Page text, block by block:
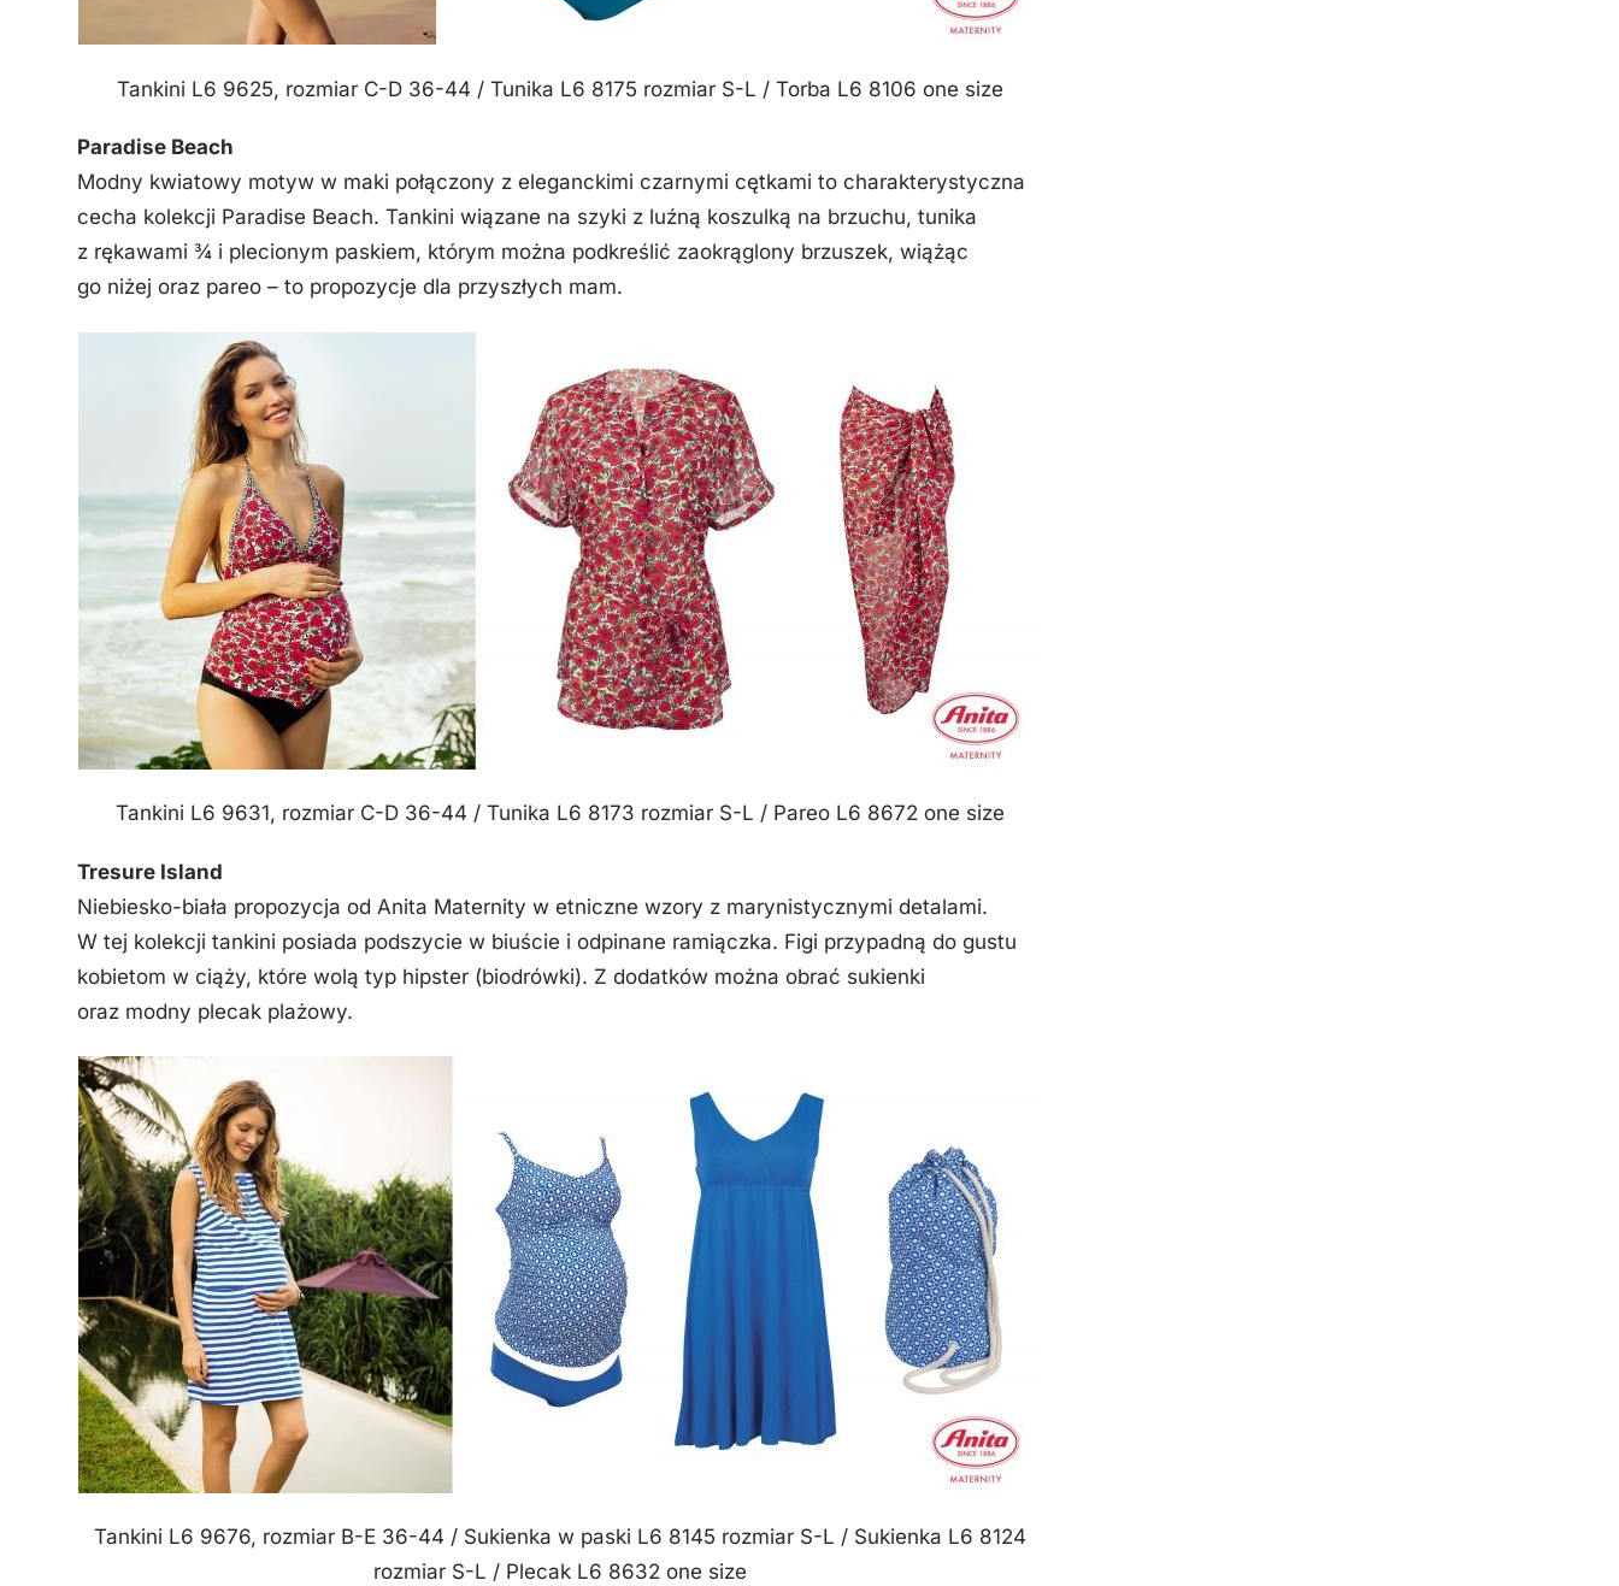
Tankini L6 9625, rozmiar C-D 36-44 / Tunika L6 8175 rozmiar S-L / Torba L6 8106 one size
Paradise Beach
Modny kwiatowy motyw w maki połączony z eleganckimi czarnymi cętkami to charakterystyczna
cecha kolekcji Paradise Beach. Tankini wiązane na szyki z luźną koszulką na brzuchu, tunika
z rękawami ¾ i plecionym paskiem, którym można podkreślić zaokrąglony brzuszek, wiążąc
go niżej oraz pareo – to propozycje dla przyszłych mam.
Tankini L6 9631, rozmiar C-D 36-44 / Tunika L6 8173 rozmiar S-L / Pareo L6 8672 one size
Tresure Island
Niebiesko-biała propozycja od Anita Maternity w etniczne wzory z marynistycznymi detalami.
W tej kolekcji tankini posiada podszycie w biuście i odpinane ramiączka. Figi przypadną do gustu
kobietom w ciąży, które wolą typ hipster (biodrówki). Z dodatków można obrać sukienki
oraz modny plecak plażowy.
Tankini L6 9676, rozmiar B-E 36-44 / Sukienka w paski L6 8145 rozmiar S-L / Sukienka L6 8124
rozmiar S-L / Plecak L6 8632 one size